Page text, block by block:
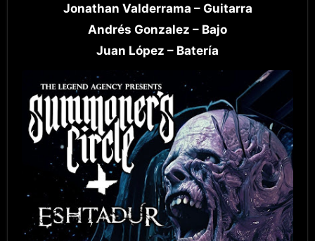
Jonathan Valderrama – Guitarra
Andrés Gonzalez – Bajo
Juan López – Batería